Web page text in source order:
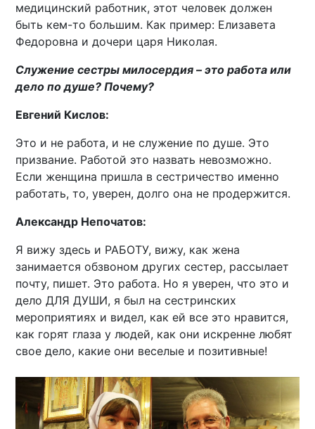
медицинский работник, этот человек должен
быть кем-то большим. Как пример: Елизавета
Федоровна и дочери царя Николая.
Служение сестры милосердия – это работа или
дело по душе? Почему?
Евгений Кислов:
Это и не работа, и не служение по душе. Это
призвание. Работой это назвать невозможно.
Если женщина пришла в сестричество именно
работать, то, уверен, долго она не продержится.
Александр Непочатов:
Я вижу здесь и РАБОТУ, вижу, как жена
занимается обзвоном других сестер, рассылает
почту, пишет. Это работа. Но я уверен, что это и
дело ДЛЯ ДУШИ, я был на сестринских
мероприятиях и видел, как ей все это нравится,
как горят глаза у людей, как они искренне любят
свое дело, какие они веселые и позитивные!